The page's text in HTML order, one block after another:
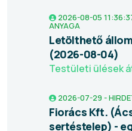
2026-08-05
ANYAGA
Letölthető
(2026-08-04)
Testületi ülések
2026-07-29 -
Fiorács Kft.
sertéstelep) -